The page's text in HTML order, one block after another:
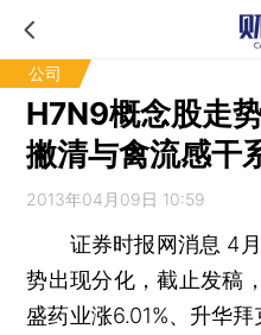
公司
H7N9概念股走
撇清与禽流感干
2013年04月09日 10:59
证券时报网消息 4
势出现分化，截止发稿
盛药业涨6.01%、升华